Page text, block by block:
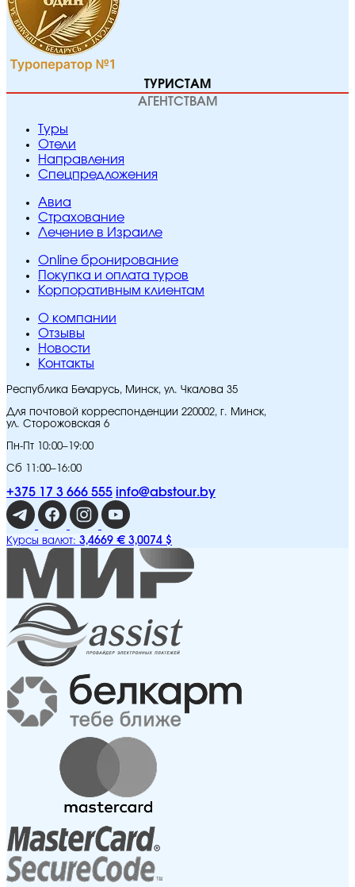
ТУРИСТАМ
АГЕНТСТВАМ
Туры
Отели
Направления
Спецпредложения
Авиа
Страхование
Лечение в Израиле
Online бронирование
Покупка и оплата туров
Корпоративным клиентам
O компании
Отзывы
Новости
Контакты
Республика Беларусь, Минск, ул. Чкалова 35
Для почтовой корреспонденции 220002, г. Минск,
ул. Сторожовская 6
Пн-Пт 10:00–19:00
Сб 11:00–16:00
+375 17 3 666 555 info@abstour.by
Курсы валют: 3,4669 € 3,0074 $